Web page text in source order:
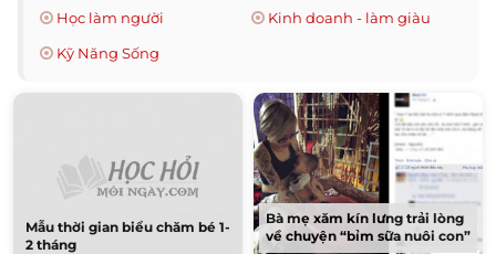
Học làm người
Kinh doanh - làm giàu
Kỹ Năng Sống
Mẫu thời gian biểu chăm bé 1-
2 tháng
Bà mẹ xăm kín lưng trải lòng
về chuyện “bỉm sữa nuôi con”